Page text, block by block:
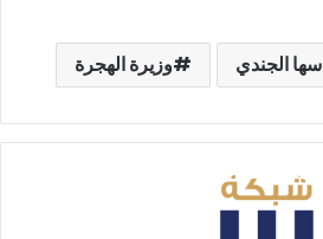
سها الجندي وزيرة الهجرة